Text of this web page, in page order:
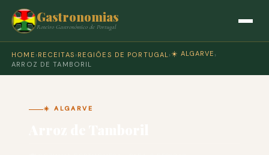
Gastronomias
Roteiro Gastronómico de Portugal
HOME › RECEITAS › REGIÕES DE PORTUGAL › ☀️ ALGARVE ›
ARROZ DE TAMBORIL
☀️ ALGARVE